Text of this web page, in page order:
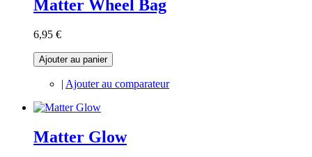
Matter Wheel Bag
6,95 €
Ajouter au panier
| Ajouter au comparateur
Matter Glow